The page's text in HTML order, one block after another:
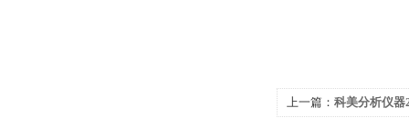
上一篇： 科美分析仪器